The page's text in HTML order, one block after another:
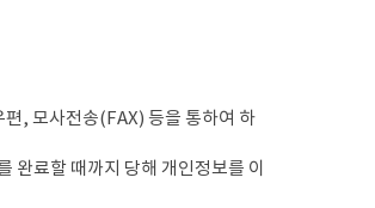
, 모사전송(FAX) 등을 통하여 하
완료할 때까지 당해 개인정보를 이